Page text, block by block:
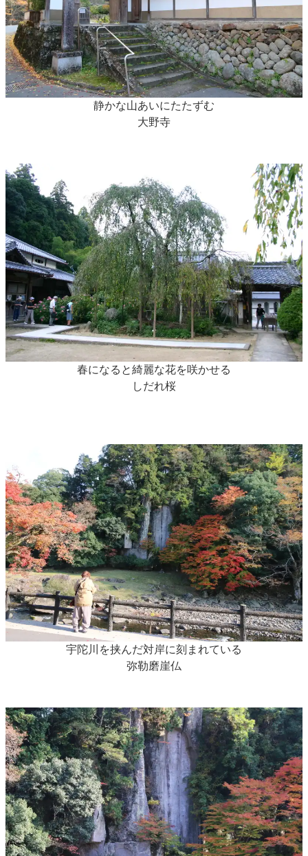
静かな山あいにたたずむ
大野寺
春になると綺麗な花を咲かせる
しだれ桜
宇陀川を挟んだ対岸に刻まれている
弥勒磨崖仏